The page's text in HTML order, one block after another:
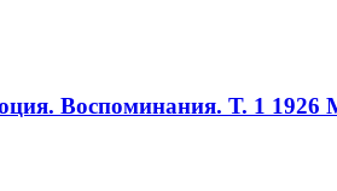
Воспоминания. Т. 1 1926